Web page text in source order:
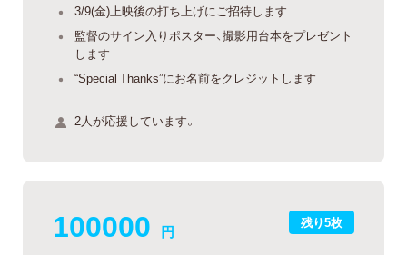
3/9(金)上映後の打ち上げにご招待します
監督のサイン入りポスター、撮影用台本をプレゼント
します
“Special Thanks”にお名前をクレジットします
2人が応援しています。
残り5枚
100000 円